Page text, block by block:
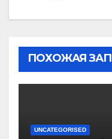
ПОХОЖАЯ
UNCATEGORISED